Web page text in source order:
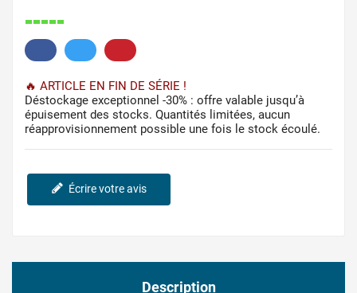
🔥​ ARTICLE EN FIN DE SÉRIE !
Déstockage exceptionnel -30% : offre valable jusqu’à
épuisement des stocks. Quantités limitées, aucun
réapprovisionnement possible une fois le stock écoulé.
Écrire votre avis
Description